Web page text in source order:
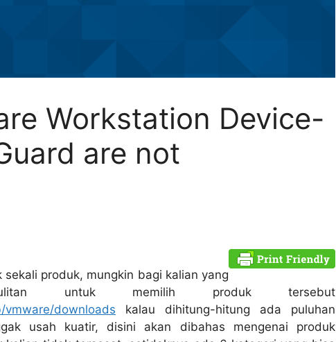
Workstation Device-
are not
produk, mungkin bagi kalian yang
untuk memilih produk tersebut
vmware/downloads kalau dihitung-hitung ada puluhan
usah kuatir, disini akan dibahas mengenai produk